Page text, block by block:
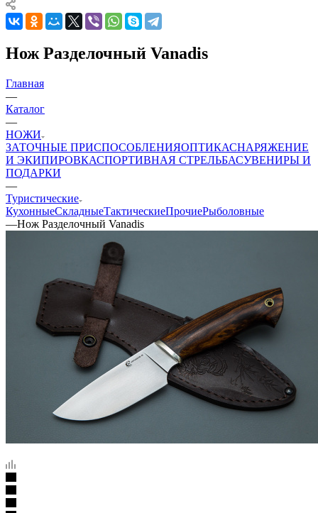
Нож Разделочный Vanadis
Главная
—
Каталог
—
НОЖИ
ЗАТОЧНЫЕ ПРИСПОСОБЛЕНИЯОПТИКАСНАРЯЖЕНИЕ
И ЭКИПИРОВКАСПОРТИВНАЯ СТРЕЛЬБАСУВЕНИРЫ И
ПОДАРКИ
—
Туристические
КухонныеСкладныеТактическиеПрочиеРыболовные
—Нож Разделочный Vanadis